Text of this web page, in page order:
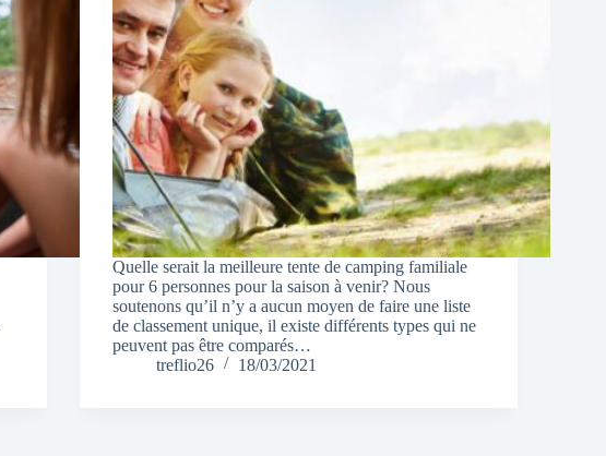
Quelle serait la meilleure tente de camping familiale
pour 6 personnes pour la saison à venir? Nous
soutenons qu’il n’y a aucun moyen de faire une liste
de classement unique, il existe différents types qui ne
peuvent pas être comparés…
treflio26
18/03/2021